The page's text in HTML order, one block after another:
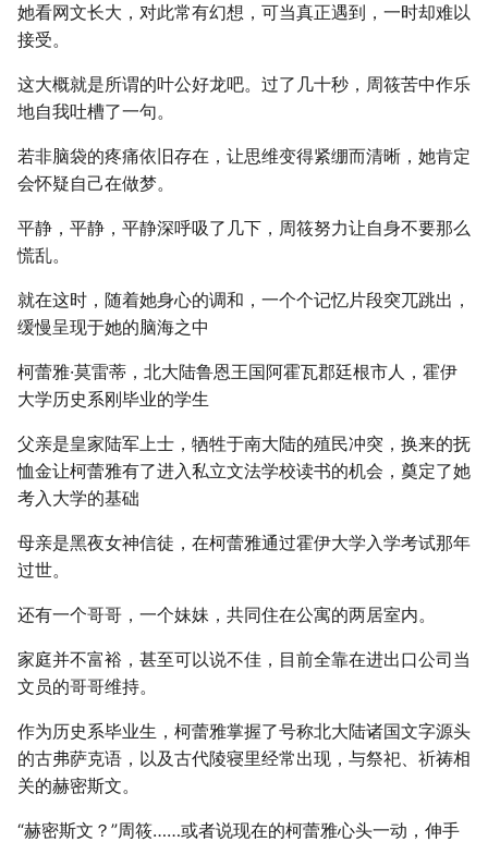
她看网文长大，对此常有幻想，可当真正遇到，一时却难以
接受。
这大概就是所谓的叶公好龙吧。过了几十秒，周筱苦中作乐
地自我吐槽了一句。
若非脑袋的疼痛依旧存在，让思维变得紧绷而清晰，她肯定
会怀疑自己在做梦。
平静，平静，平静深呼吸了几下，周筱努力让自身不要那么
慌乱。
就在这时，随着她身心的调和，一个个记忆片段突兀跳出，
缓慢呈现于她的脑海之中
柯蕾雅·莫雷蒂，北大陆鲁恩王国阿霍瓦郡廷根市人，霍伊
大学历史系刚毕业的学生
父亲是皇家陆军上士，牺牲于南大陆的殖民冲突，换来的抚
恤金让柯蕾雅有了进入私立文法学校读书的机会，奠定了她
考入大学的基础
母亲是黑夜女神信徒，在柯蕾雅通过霍伊大学入学考试那年
过世。
还有一个哥哥，一个妹妹，共同住在公寓的两居室内。
家庭并不富裕，甚至可以说不佳，目前全靠在进出口公司当
文员的哥哥维持。
作为历史系毕业生，柯蕾雅掌握了号称北大陆诸国文字源头
的古弗萨克语，以及古代陵寝里经常出现，与祭祀、祈祷相
关的赫密斯文。
“赫密斯文？”周筱……或者说现在的柯蕾雅心头一动，伸手